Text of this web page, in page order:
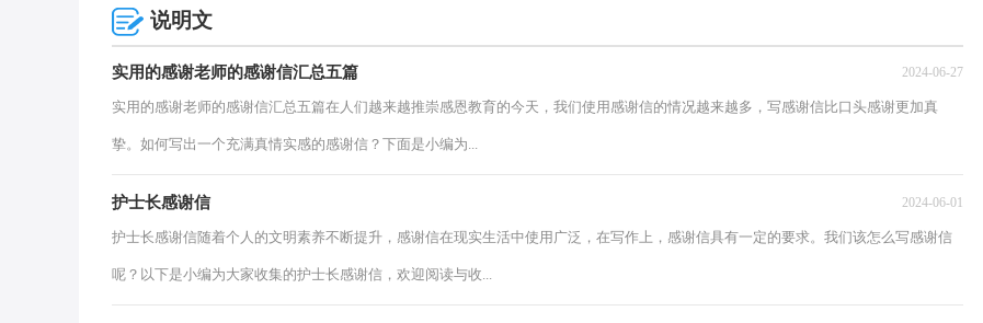
说明文
实用的感谢老师的感谢信汇总五篇 2024-06-27
实用的感谢老师的感谢信汇总五篇在人们越来越推崇感恩教育的今天，我们使用感谢信的情况越来越多，写感谢信比口头感谢更加真
挚。如何写出一个充满真情实感的感谢信？下面是小编为...
护士长感谢信 2024-06-01
护士长感谢信随着个人的文明素养不断提升，感谢信在现实生活中使用广泛，在写作上，感谢信具有一定的要求。我们该怎么写感谢信
呢？以下是小编为大家收集的护士长感谢信，欢迎阅读与收...